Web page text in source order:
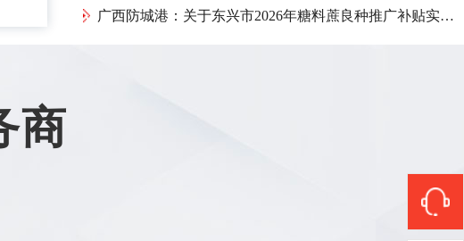
广西防城港：关于东兴市2026年糖料蔗良种推广补贴实际发放公示
商